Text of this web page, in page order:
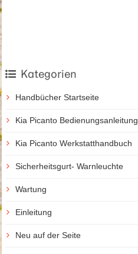
Kategorien
Handbücher Startseite
Kia Picanto Bedienungsanleitung
Kia Picanto Werkstatthandbuch
Sicherheitsgurt- Warnleuchte
Wartung
Einleitung
Neu auf der Seite